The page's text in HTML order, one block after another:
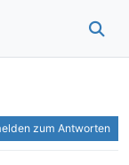
zum Antworten